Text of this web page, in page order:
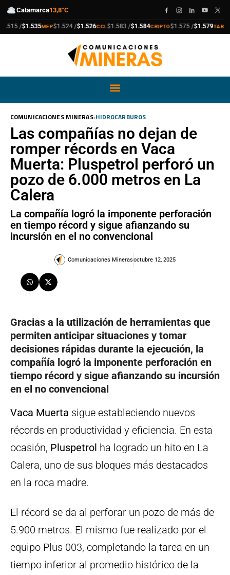
Catamarca13,8°C
/$1.535MEP
compra$1.524 /
venta $1.526CCL
compra$1.583 /
venta $1.584CRIPTO
compra$1.575 /
venta $1.579TARJETA
compra
venta
COMUNICACIONES MINERAS›HIDROCARBUROS
Las compañías no dejan de
romper récords en Vaca
Muerta: Pluspetrol perforó un
pozo de 6.000 metros en La
Calera
La compañía logró la imponente perforación
en tiempo récord y sigue afianzando su
incursión en el no convencional
Comunicaciones Minerasoctubre 12, 2025
Gracias a la utilización de herramientas que
permiten anticipar situaciones y tomar
decisiones rápidas durante la ejecución, la
compañía logró la imponente perforación en
tiempo récord y sigue afianzando su incursión
en el no convencional
Vaca Muerta sigue estableciendo nuevos
récords en productividad y eficiencia. En esta
ocasión, Pluspetrol ha logrado un hito en La
Calera, uno de sus bloques más destacados
en la roca madre.
El récord se da al perforar un pozo de más de
5.900 metros. El mismo fue realizado por el
equipo Plus 003, completando la tarea en un
tiempo inferior al promedio histórico de la